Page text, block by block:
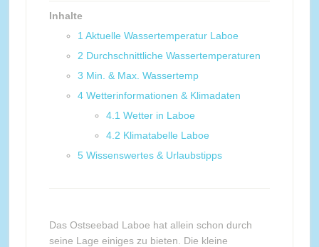
Inhalte
1 Aktuelle Wassertemperatur Laboe
2 Durchschnittliche Wassertemperaturen
3 Min. & Max. Wassertemp
4 Wetterinformationen & Klimadaten
4.1 Wetter in Laboe
4.2 Klimatabelle Laboe
5 Wissenswertes & Urlaubstipps
Das Ostseebad Laboe hat allein schon durch
seine Lage einiges zu bieten. Die kleine